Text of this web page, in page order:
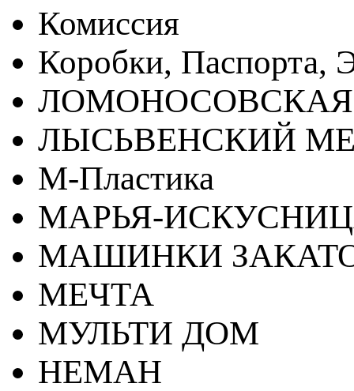
Комиссия
Коробки, Паспорта,
ЛЫСЬВЕНСКИЙ
М-Пластика
МАРЬЯ-
МАШИНКИ
МЕЧТА
МУЛЬТИ ДОМ
НЕМАН